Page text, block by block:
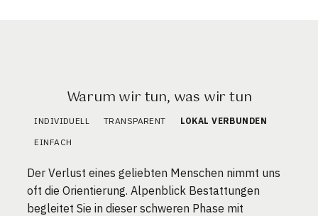
Warum wir tun, was wir tun
INDIVIDUELL TRANSPARENT LOKAL VERBUNDEN
EINFACH
Der Verlust eines geliebten Menschen nimmt uns
oft die Orientierung. Alpenblick Bestattungen
begleitet Sie in dieser schweren Phase mit